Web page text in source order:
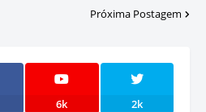
Próxima Postagem
6k 2k